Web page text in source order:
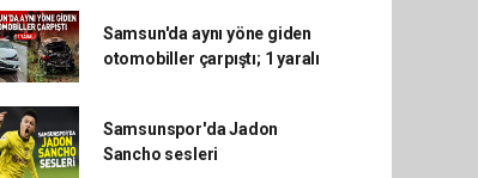
Samsun'da aynı yöne giden
otomobiller çarpıştı; 1 yaralı
Samsunspor'da Jadon
Sancho sesleri